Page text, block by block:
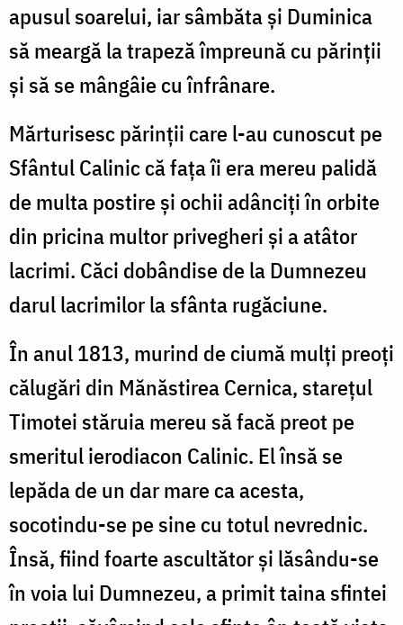
apusul soarelui, iar sâmbăta și Duminica
să meargă la trapeză împreună cu părinții
și să se mângâie cu înfrânare.
Mărturisesc părinții care l-au cunoscut pe
Sfântul Calinic că fața îi era mereu palidă
de multa postire și ochii adânciți în orbite
din pricina multor privegheri și a atâtor
lacrimi. Căci dobândise de la Dumnezeu
darul lacrimilor la sfânta rugăciune.
În anul 1813, murind de ciumă mulți preoți
călugări din Mănăstirea Cernica, starețul
Timotei stăruia mereu să facă preot pe
smeritul ierodiacon Calinic. El însă se
lepăda de un dar mare ca acesta,
socotindu-se pe sine cu totul nevrednic.
Însă, fiind foarte ascultător și lăsându-se
în voia lui Dumnezeu, a primit taina sfintei